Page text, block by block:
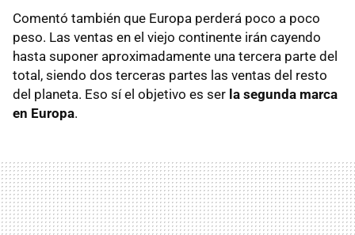
Comentó también que Europa perderá poco a poco
peso. Las ventas en el viejo continente irán cayendo
hasta suponer aproximadamente una tercera parte del
total, siendo dos terceras partes las ventas del resto
del planeta. Eso sí el objetivo es ser la segunda marca
en Europa.